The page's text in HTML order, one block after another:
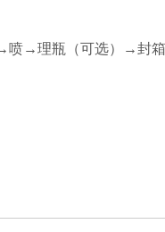
→理瓶（可选）→封箱